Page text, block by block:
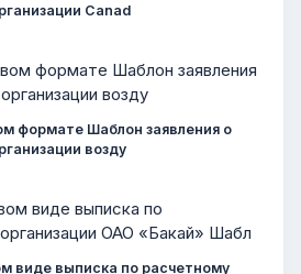
Canad
формате Шаблон заявления о
возду
виде выписка по расчетному